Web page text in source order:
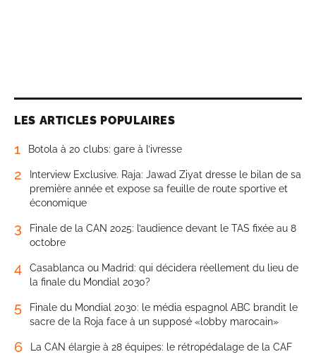
LES ARTICLES POPULAIRES
1 Botola à 20 clubs: gare à l’ivresse
2
Interview Exclusive. Raja: Jawad Ziyat dresse le bilan de sa
première année et expose sa feuille de route sportive et
économique
3
Finale de la CAN 2025: l’audience devant le TAS fixée au 8
octobre
4
Casablanca ou Madrid: qui décidera réellement du lieu de
la finale du Mondial 2030?
5
Finale du Mondial 2030: le média espagnol ABC brandit le
sacre de la Roja face à un supposé «lobby marocain»
6 La CAN élargie à 28 équipes: le rétropédalage de la CAF